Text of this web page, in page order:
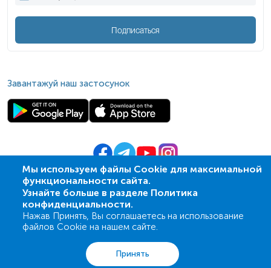
Мы используем файлы Cookie для максимальной
функциональности сайта.
Узнайте больше в разделе Политика
конфиденциальности.
Нажав Принять, Вы соглашаетесь на использование
файлов Cookie на нашем сайте.
Принять
Подписаться
Завантажуй наш застосунок
© 2009- 2026| ПСМЛ «Ескулаб»
Акции Корзина